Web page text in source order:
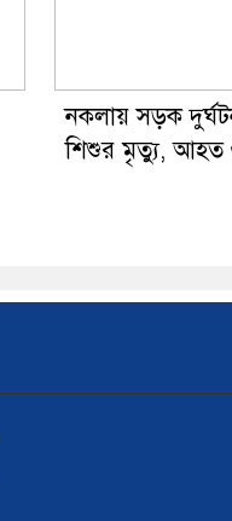
নকলায় সড়ক
শিশুর মৃত্যু, আহত